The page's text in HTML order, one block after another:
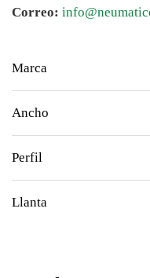
Correo:
Marca
Ancho
Perfil
Llanta